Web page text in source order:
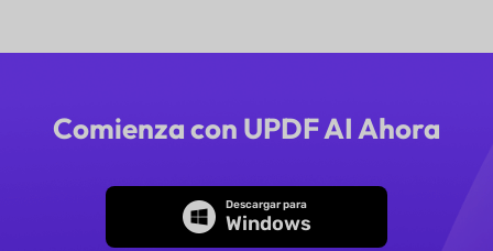
Comienza con UPDF AI Ahora
Descargar para
Windows